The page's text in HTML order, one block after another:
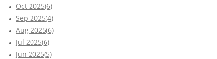
Oct 2025(6)
Sep 2025(4)
Aug 2025(6)
Jul 2025(6)
Jun 2025(5)